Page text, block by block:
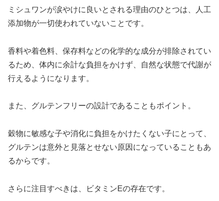
ミシュワンが涙やけに良いとされる理由のひとつは、人工
添加物が一切使われていないことです。
香料や着色料、保存料などの化学的な成分が排除されてい
るため、体内に余計な負担をかけず、自然な状態で代謝が
行えるようになります。
また、グルテンフリーの設計であることもポイント。
穀物に敏感な子や消化に負担をかけたくない子にとって、
グルテンは意外と見落とせない原因になっていることもあ
るからです。
さらに注目すべきは、ビタミンEの存在です。